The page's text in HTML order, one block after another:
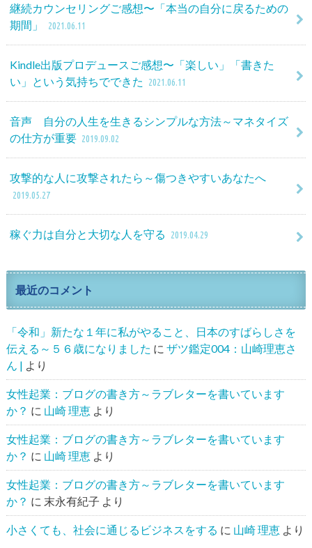
継続カウンセリングご感想〜「本当の自分に戻るための
期間」
2021.06.11
Kindle出版プロデュースご感想〜「楽しい」「書きた
い」という気持ちでできた
2021.06.11
音声 自分の人生を生きるシンプルな方法～マネタイズ
の仕方が重要 2019.09.02
攻撃的な人に攻撃されたら～傷つきやすいあなたへ
2019.05.27
稼ぐ力は自分と大切な人を守る 2019.04.29
最近のコメント
「令和」新たな１年に私がやること、日本のすばらしさを
伝える～５６歳になりました に ザツ鑑定004：山崎理恵さ
ん | より
女性起業：ブログの書き方～ラブレターを書いています
か？ に 山崎 理恵より
女性起業：ブログの書き方～ラブレターを書いています
か？ に 山崎 理恵より
女性起業：ブログの書き方～ラブレターを書いています
か？ に 末永有紀子 より
小さくても、社会に通じるビジネスをする に 山崎 理恵より